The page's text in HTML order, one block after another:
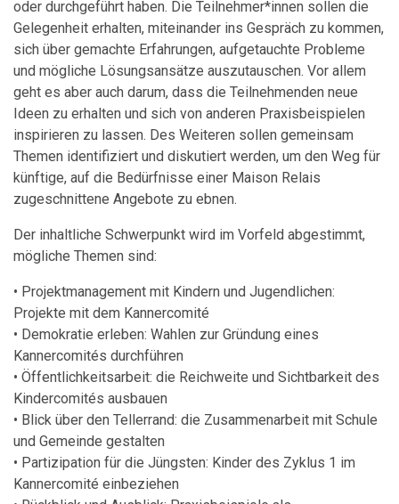
oder durchgeführt haben. Die Teilnehmer*innen sollen die
Gelegenheit erhalten, miteinander ins Gespräch zu kommen,
sich über gemachte Erfahrungen, aufgetauchte Probleme
und mögliche Lösungsansätze auszutauschen. Vor allem
geht es aber auch darum, dass die Teilnehmenden neue
Ideen zu erhalten und sich von anderen Praxisbeispielen
inspirieren zu lassen. Des Weiteren sollen gemeinsam
Themen identifiziert und diskutiert werden, um den Weg für
künftige, auf die Bedürfnisse einer Maison Relais
zugeschnittene Angebote zu ebnen.
Der inhaltliche Schwerpunkt wird im Vorfeld abgestimmt,
mögliche Themen sind:
• Projektmanagement mit Kindern und Jugendlichen:
Projekte mit dem Kannercomité
• Demokratie erleben: Wahlen zur Gründung eines
Kannercomités durchführen
• Öffentlichkeitsarbeit: die Reichweite und Sichtbarkeit des
Kindercomités ausbauen
• Blick über den Tellerrand: die Zusammenarbeit mit Schule
und Gemeinde gestalten
• Partizipation für die Jüngsten: Kinder des Zyklus 1 im
Kannercomité einbeziehen